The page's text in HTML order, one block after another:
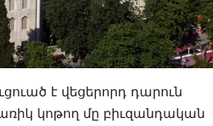
է վեցերորդ դարուն
կոթող մը բիւզանդական